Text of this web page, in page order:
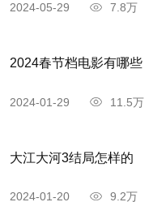
2024-05-29 7.8万
2024春节档电影有哪些
2024-01-29 11.5万
大江大河3结局怎样的
2024-01-20 9.2万